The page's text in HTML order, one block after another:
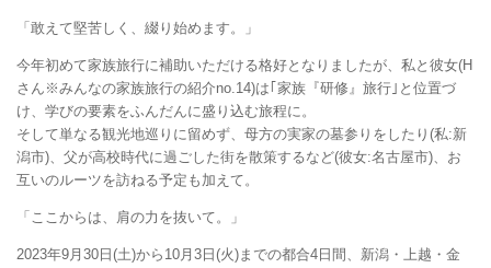
「敢えて堅苦しく、綴り始めます。」
今年初めて家族旅行に補助いただける格好となりましたが、私と彼女(H
さん※みんなの家族旅行の紹介no.14)は｢家族『研修』旅行｣と位置づ
け、学びの要素をふんだんに盛り込む旅程に。
そして単なる観光地巡りに留めず、母方の実家の墓参りをしたり(私:新
潟市)、父が高校時代に過ごした街を散策するなど(彼女:名古屋市)、お
互いのルーツを訪ねる予定も加えて。
「ここからは、肩の力を抜いて。」
2023年9月30日(土)から10月3日(火)までの都合4日間、新潟・上越・金